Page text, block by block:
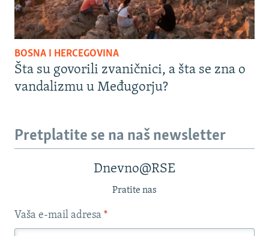
BOSNA I HERCEGOVINA
Šta su govorili zvaničnici, a šta se zna o
vandalizmu u Međugorju?
Pretplatite se na naš newsletter
Dnevno@RSE
Pratite nas
Vaša e-mail adresa *